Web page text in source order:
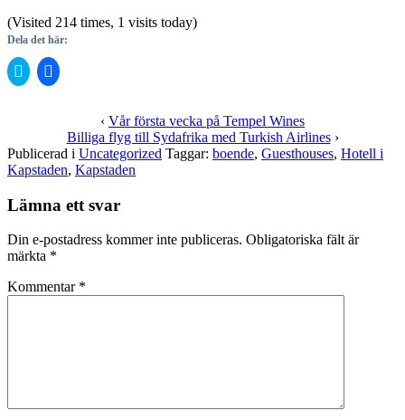
(Visited 214 times, 1 visits today)
Dela det här:
Klicka
för
(Öppnas
i
ett
nytt
Klicka
för
Facebook
(Öppnas
i
ett
nytt
‹ Vår första vecka på Tempel Wines
Billiga flyg till Sydafrika med Turkish Airlines›
Publicerad i Uncategorized Taggar: boende, Guesthouses, Hotell i
Kapstaden, Kapstaden
Lämna ett svar
Din e-postadress kommer inte publiceras. Obligatoriska fält är
märkta *
Kommentar *